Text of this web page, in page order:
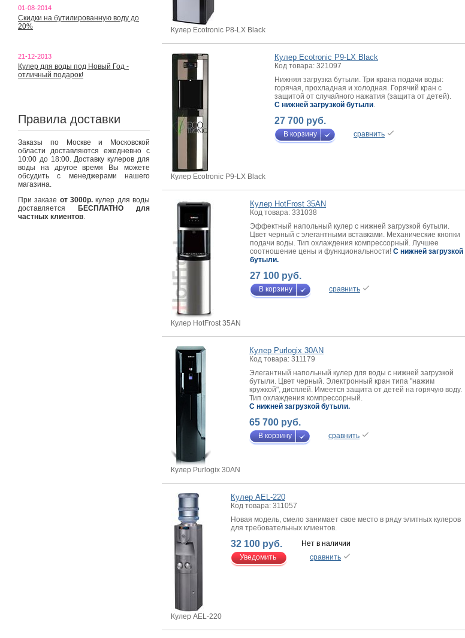
01-08-2014
Скидки на бутилированную воду до
20%
21-12-2013
Кулер для воды под Новый Год -
отличный подарок!
Правила доставки
Заказы по Москве и Московской
области доставляются ежедневно с
10:00 до 18:00. Доставку кулеров для
воды на другое время Вы можете
обсудить с менеджерами нашего
магазина.
При заказе от 3000р. кулер для воды
доставляется
БЕСПЛАТНО для
частных клиентов.
Кулер Ecotronic P8-LX Black
Кулер Ecotronic P9-LX Black
Кулер Ecotronic P9-LX Black
Код товара: 321097
Нижняя загрузка бутыли. Три крана подачи воды:
горячая, прохладная и холодная. Горячий кран с
защитой от случайного нажатия (защита от детей).
C нижней загрузкой бутыли
27 700 руб.
сравнить
В корзину
Кулер HotFrost 35AN
Кулер HotFrost 35AN
Код товара: 331038
Эффектный напольный кулер с нижней загрузкой бутыли.
Цвет черный с элегантными вставками. Механические кнопки
подачи воды. Тип охлаждения компрессорный. Лучшее
соотношение цены и функциональности! C нижней загрузкой
бутыли.
27 100 руб.
сравнить
В корзину
Кулер Purlogix 30AN
Кулер Purlogix 30AN
Код товара: 311179
Элегантный напольный кулер для воды с нижней загрузкой
бутыли. Цвет черный. Электронный кран типа "нажим
кружкой", дисплей. Имеется защита от детей на горячую воду.
Тип охлаждения компрессорный.
C нижней загрузкой бутыли.
65 700 руб.
сравнить
В корзину
Кулер AEL-220
Кулер AEL-220
Код товара: 311057
Новая модель, смело занимает свое место в ряду элитных кулеров
для требовательных клиентов.
Нет в наличии
32 100 руб.
сравнить
Уведомить